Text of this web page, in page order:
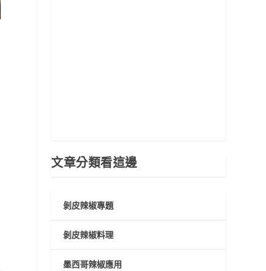
文章分類看這邊
剝皮辣椒專題
剝皮辣椒料理
墨西哥辣椒應用